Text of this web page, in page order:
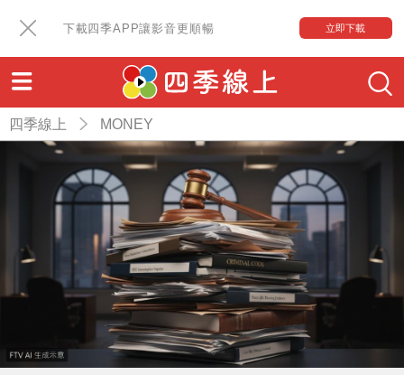
下載四季APP讓影音更順暢 立即下載
四季線上 MONEY